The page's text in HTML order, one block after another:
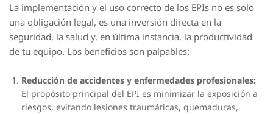
La implementación y el uso correcto de los EPIs no es solo
una obligación legal, es una inversión directa en la
seguridad, la salud y, en última instancia, la productividad
de tu equipo. Los beneficios son palpables:
Reducción de accidentes y enfermedades profesionales:
El propósito principal del EPI es minimizar la exposición a
riesgos, evitando lesiones traumáticas, quemaduras,